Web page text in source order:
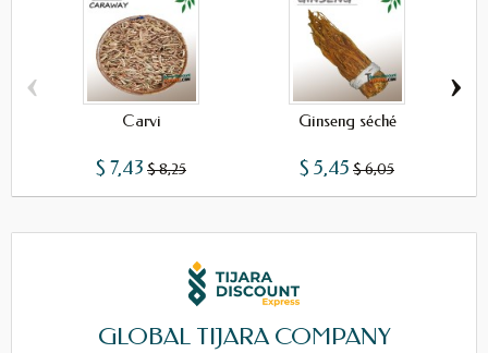
Carvi
$ 7,43 $ 8,25
Ginseng séché
$ 5,45 $ 6,05
‹ ›
GLOBAL TIJARA COMPANY